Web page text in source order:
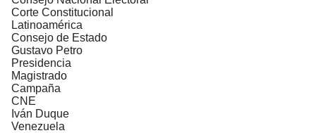
Corte Constitucional
Latinoamérica
Consejo de Estado
Gustavo Petro
Presidencia
Magistrado
Campaña
CNE
Iván Duque
Venezuela